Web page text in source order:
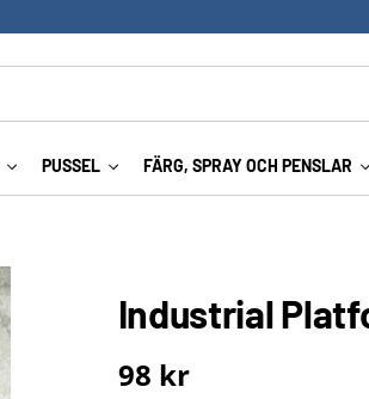
PUSSEL FÄRG, SPRAY OCH PENSLAR
Industrial
98 kr